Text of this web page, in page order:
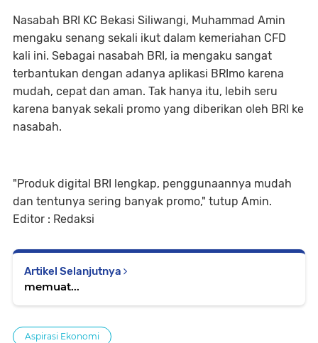
Nasabah BRI KC Bekasi Siliwangi, Muhammad Amin
mengaku senang sekali ikut dalam kemeriahan CFD
kali ini. Sebagai nasabah BRI, ia mengaku sangat
terbantukan dengan adanya aplikasi BRImo karena
mudah, cepat dan aman. Tak hanya itu, lebih seru
karena banyak sekali promo yang diberikan oleh BRI ke
nasabah.
"Produk digital BRI lengkap, penggunaannya mudah
dan tentunya sering banyak promo," tutup Amin.
Editor : Redaksi
Artikel Selanjutnya
memuat...
Aspirasi Ekonomi